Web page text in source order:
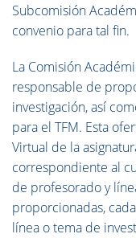
Subcomisión
convenio para tal fin.
La Comisión
responsable de
investigación, así
para el TFM. Esta
Virtual de la
correspondiente al
de profesorado y
proporcionadas,
línea o tema de